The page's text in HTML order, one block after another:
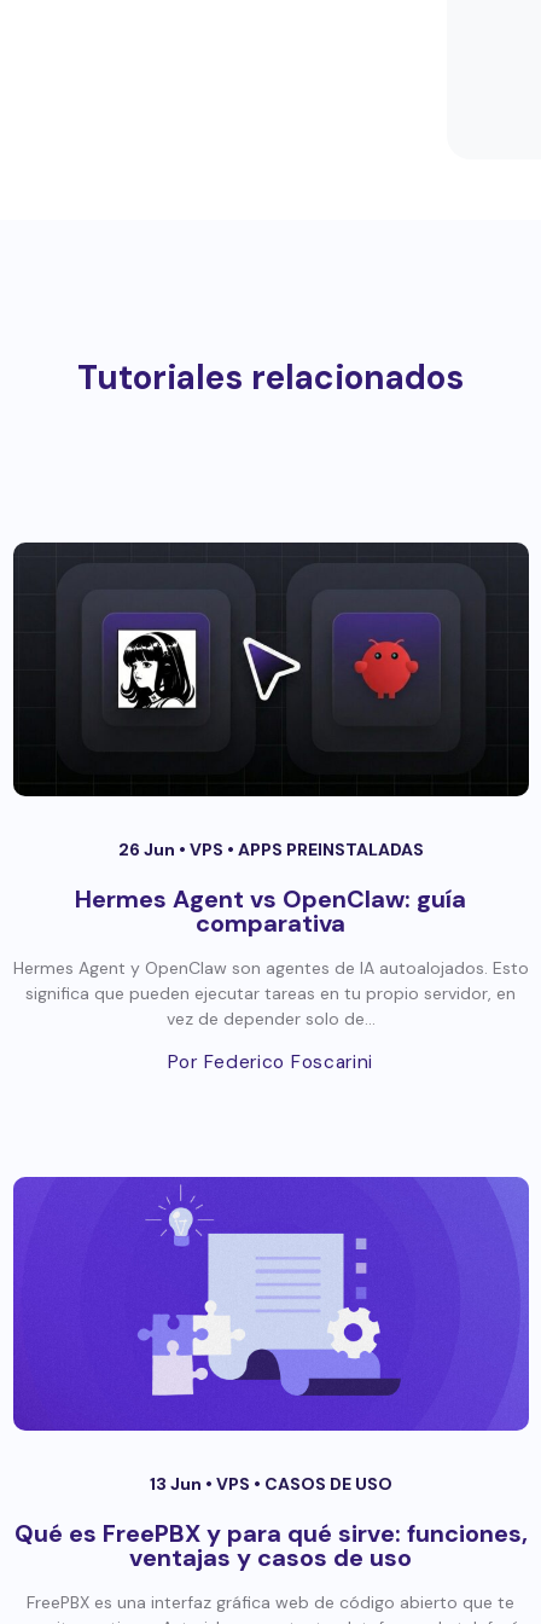
Tutoriales relacionados
26 Jun • VPS • APPS PREINSTALADAS
Hermes Agent vs OpenClaw: guía
comparativa
Hermes Agent y OpenClaw son agentes de IA autoalojados. Esto
significa que pueden ejecutar tareas en tu propio servidor, en
vez de depender solo de...
Por Federico Foscarini
13 Jun • VPS • CASOS DE USO
Qué es FreePBX y para qué sirve: funciones,
ventajas y casos de uso
FreePBX es una interfaz gráfica web de código abierto que te